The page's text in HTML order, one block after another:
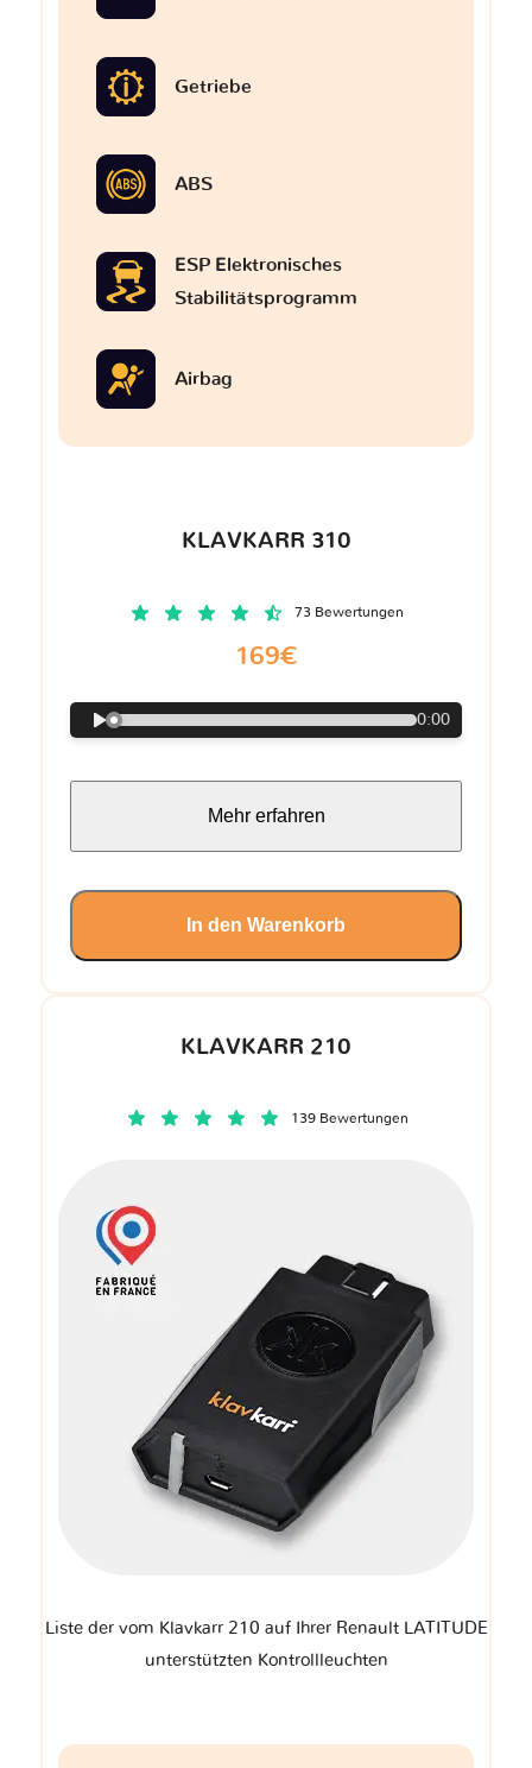
KLAVKARR 210
139 Bewertungen
Liste der vom Klavkarr 210 auf Ihrer Renault LATITUDE
unterstützten Kontrollleuchten
Getriebe
ABS
ESP Elektronisches
Stabilitätsprogramm
Airbag
KLAVKARR 310
73 Bewertungen
169€
0:00
Mehr erfahren
In den Warenkorb